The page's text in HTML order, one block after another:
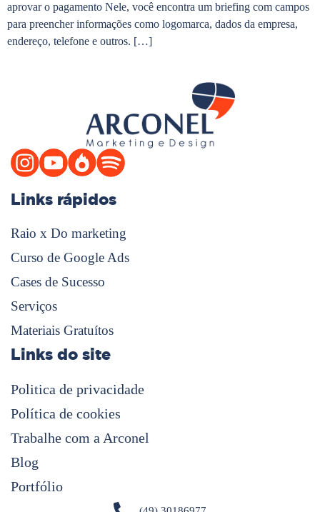
aprovar o pagamento Nele, você encontra um briefing com campos
para preencher informações como logomarca, dados da empresa,
endereço, telefone e outros. […]
Links rápidos
Raio x Do marketing
Curso de Google Ads
Cases de Sucesso
Serviços
Materiais Gratuítos
Links do site
Politica de privacidade
Política de cookies
Trabalhe com a Arconel
Blog
Portfólio